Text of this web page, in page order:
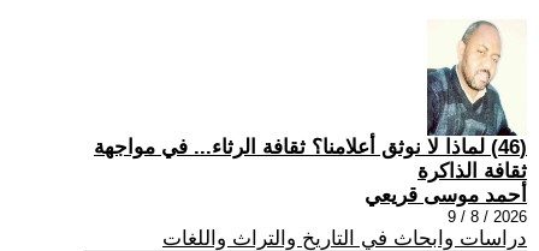
(46) لماذا لا نوثق أعلامنا؟ ثقافة الرثاء... في مواجهة
ثقافة الذاكرة
أحمد موسى قريعي
2026 / 8 / 9
دراسات وابحاث في التاريخ والتراث واللغات